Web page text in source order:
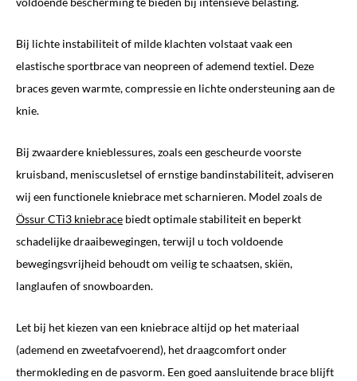
Bij lichte instabiliteit of milde klachten volstaat vaak een
elastische sportbrace van neopreen of ademend textiel. Deze
braces geven warmte, compressie en lichte ondersteuning aan de
knie.
Bij zwaardere knieblessures, zoals een gescheurde voorste
kruisband, meniscusletsel of ernstige bandinstabiliteit, adviseren
wij een functionele kniebrace met scharnieren. Model zoals de
Össur CTi3 kniebrace biedt optimale stabiliteit en beperkt
schadelijke draaibewegingen, terwijl u toch voldoende
bewegingsvrijheid behoudt om veilig te schaatsen, skiën,
langlaufen of snowboarden.
Let bij het kiezen van een kniebrace altijd op het materiaal
(ademend en zweetafvoerend), het draagcomfort onder
thermokleding en de pasvorm. Een goed aansluitende brace blijft